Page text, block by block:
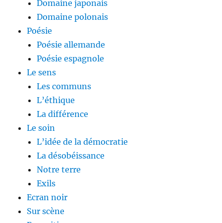
Domaine japonais
Domaine polonais
Poésie
Poésie allemande
Poésie espagnole
Le sens
Les communs
L’éthique
La différence
Le soin
L’idée de la démocratie
La désobéissance
Notre terre
Exils
Ecran noir
Sur scène